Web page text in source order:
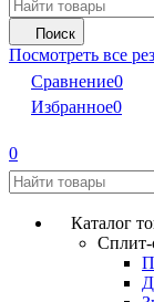
Поиск
Посмотреть все
Сравнение0
Избранное0
0
Каталог